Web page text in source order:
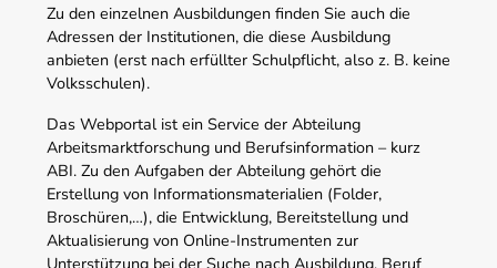
Zu den einzelnen Ausbildungen finden Sie auch die
Adressen der Institutionen, die diese Ausbildung
anbieten (erst nach erfüllter Schulpflicht, also z. B. keine
Volksschulen).
Das Webportal ist ein Service der Abteilung
Arbeitsmarktforschung und Berufsinformation – kurz
ABI. Zu den Aufgaben der Abteilung gehört die
Erstellung von Informationsmaterialien (Folder,
Broschüren,…), die Entwicklung, Bereitstellung und
Aktualisierung von Online-Instrumenten zur
Unterstützung bei der Suche nach Ausbildung, Beruf